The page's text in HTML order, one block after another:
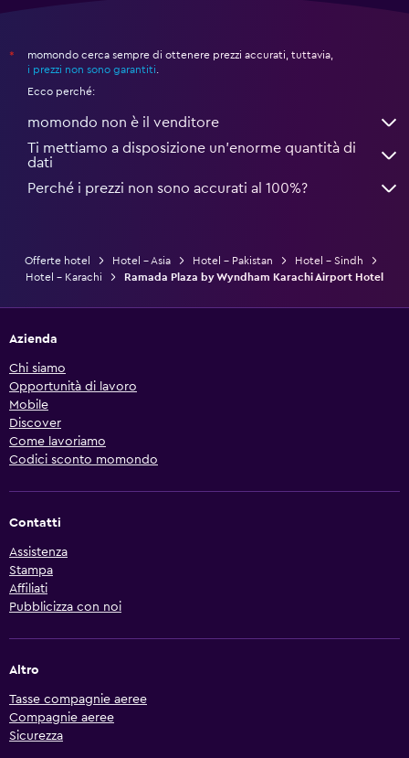
*
momondo cerca sempre di ottenere prezzi accurati, tuttavia,
i prezzi non sono garantiti
Ecco perché:
momondo non è il venditore
Ti mettiamo a disposizione un’enorme quantità di
dati
Perché i prezzi non sono accurati al 100%?
Offerte hotel Hotel - Asia Hotel - Pakistan
Hotel - Sindh
Hotel - Karachi
Ramada Plaza by Wyndham Karachi Airport Hotel
Azienda
Chi siamo
Opportunità di lavoro
Mobile
Discover
Come lavoriamo
Codici sconto momondo
Contatti
Assistenza
Stampa
Affiliati
Pubblicizza con noi
Altro
Tasse compagnie aeree
Compagnie aeree
Sicurezza